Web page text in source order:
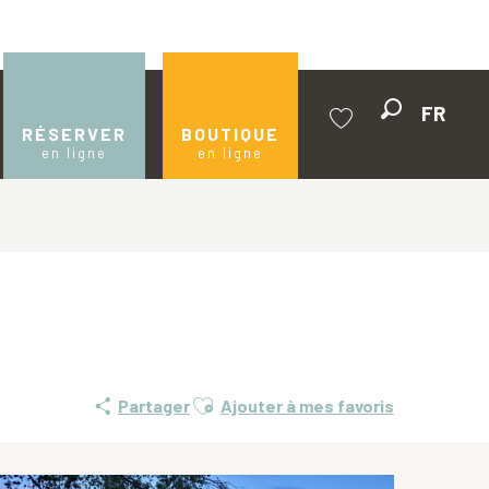
RÉSERVER
en ligne
BOUTIQUE
en ligne
FR
PartagerAjouter aux favoris
Ajouter à mes favoris